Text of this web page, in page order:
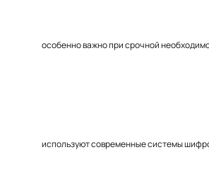
особенно важно при срочной
используют современные системы